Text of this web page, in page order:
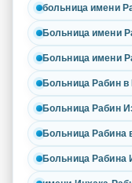
больница имени
Больница имени
Больница имени
Больница Рабин в
Больница Рабин
Больница Рабина
Больница Рабина